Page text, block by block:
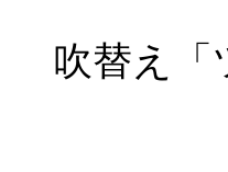
吹替え「